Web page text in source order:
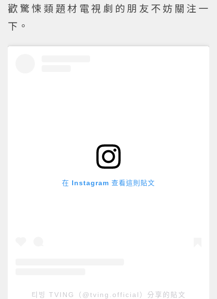
歡驚悚類題材電視劇的朋友不妨關注一
下。
在 Instagram 查看這則貼文
티빙 TVING（@tving.official）分享的貼文